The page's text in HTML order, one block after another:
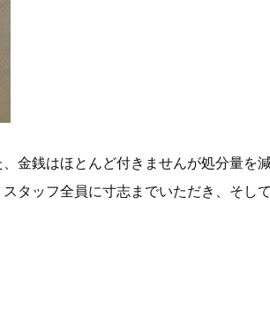
金銭はほとんど付きませんが処分量を
タッフ全員に寸志までいただき、そし